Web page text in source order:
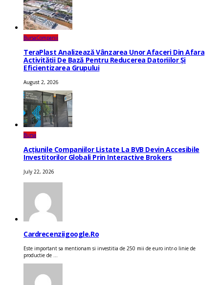
BursaCompanii
TeraPlast Analizează Vânzarea Unor Afaceri Din Afara
Activității De Bază Pentru Reducerea Datoriilor Și
Eficientizarea Grupului
August 2, 2026
Bursa
Acțiunile Companiilor Listate La BVB Devin Accesibile
Investitorilor Globali Prin Interactive Brokers
July 22, 2026
Cardrecenziigoogle.ro
Este important sa mentionam si investitia de 250 mii de euro intr-o linie de
productie de ...